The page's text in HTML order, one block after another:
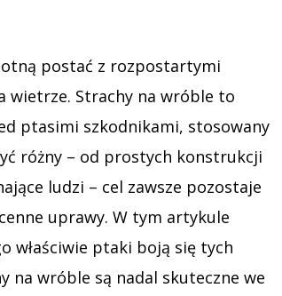
postać z rozpostartymi
wietrze. Strachy na wróble to
ptasimi szkodnikami, stosowany
różny – od prostych konstrukcji
ludzi – cel zawsze pozostaje
uprawy. W tym artykule
właściwie ptaki boją się tych
na wróble są nadal skuteczne we